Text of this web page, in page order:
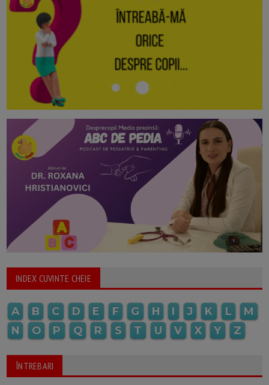
INDEX CUVINTE CHEIE
A B C D E F G H I J K L
M
N
O P Q R S T U V X Y Z
ÎNTREBARI